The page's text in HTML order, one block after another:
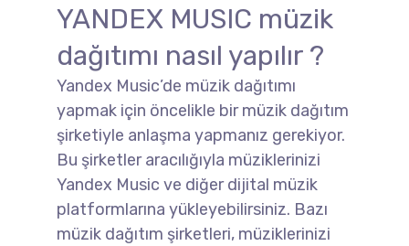
YANDEX MUSIC müzik
dağıtımı nasıl yapılır ?
Yandex Music’de müzik dağıtımı
yapmak için öncelikle bir müzik dağıtım
şirketiyle anlaşma yapmanız gerekiyor.
Bu şirketler aracılığıyla müziklerinizi
Yandex Music ve diğer dijital müzik
platformlarına yükleyebilirsiniz. Bazı
müzik dağıtım şirketleri, müziklerinizi